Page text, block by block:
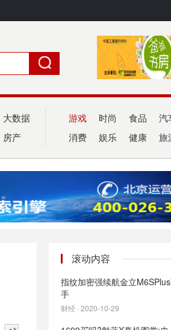
大数据
房产
游戏 时尚 食品 汽
消费 娱乐 健康 旅
滚动内容
指纹加密强续航金立
手
财经 · 2020-10-29